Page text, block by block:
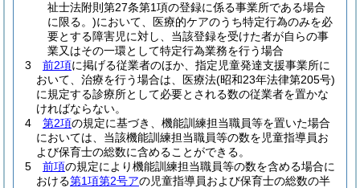
祉士法附則第27条第1項の登録に係る事業所である場合
に限る。)において、医療的ケアのうち特定行為のみを必
要とする障害児に対し、当該登録を受けた者が自らの事
業又はその一環として特定行為業務を行う場合
3
前2項に掲げる従業者のほか、指定児童発達支援事業所に
おいて、治療を行う場合は、医療法(昭和23年法律第205号)
に規定する診療所として必要とされる数の従業者を置かな
ければならない。
4
第2項の規定に基づき、機能訓練担当職員等を置いた場合
においては、当該機能訓練担当職員等の数を児童指導員お
よび保育士の総数に含めることができる。
5
前項の規定により機能訓練担当職員等の数を含める場合に
おける第1項第2号アの児童指導員および保育士の総数の半